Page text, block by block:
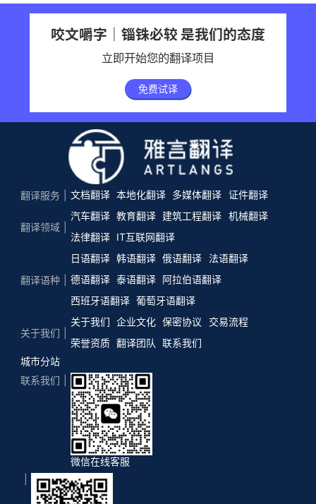
咬文嚼字｜锱铢必较 是我们的态度
立即开始您的翻译项目
免费试译
翻译服务 文档翻译 本地化翻译 多媒体翻译 证件翻译
翻译领域
汽车翻译 教育翻译 建筑工程翻译 机械翻译
法律翻译
IT互联网翻译
翻译语种
日语翻译 韩语翻译 俄语翻译
法语翻译
德语翻译 泰语翻译 阿拉伯语翻译
西班牙语翻译 葡萄牙语翻译
关于我们
关于我们 企业文化 保密协议
交易流程
荣誉资质 翻译团队
联系我们
城市分站
联系我们
微信在线客服